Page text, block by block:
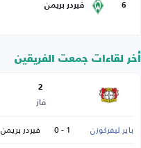
6 فيردر بريمن
أخر لقاءات جمعت الفريقين
2
فاز
باير ليفركوزن 1 - 0 فيردر بريمن